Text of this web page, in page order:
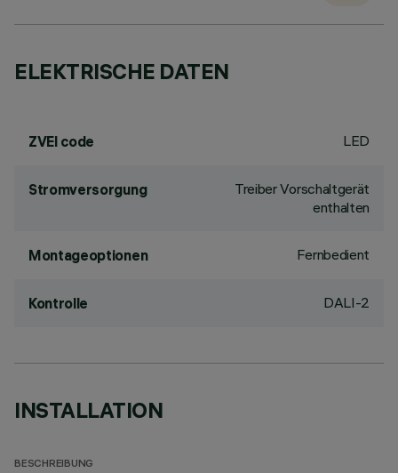
ELEKTRISCHE DATEN
ZVEI code LED
Stromversorgung
Treiber Vorschaltgerät
enthalten
Montageoptionen Fernbedient
Kontrolle DALI-2
INSTALLATION
BESCHREIBUNG